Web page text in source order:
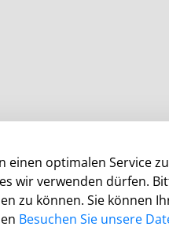
einen optimalen Service
wir verwenden dürfen.
zu können. Sie können
Besuchen Sie unsere